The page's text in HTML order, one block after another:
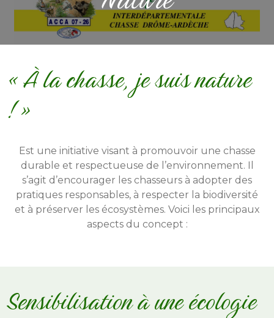
« À la chasse, je suis nature
! »
Est une initiative visant à promouvoir une chasse
durable et respectueuse de l’environnement. Il
s’agit d’encourager les chasseurs à adopter des
pratiques responsables, à respecter la biodiversité
et à préserver les écosystèmes. Voici les principaux
aspects du concept :
Sensibilisation à une écologie